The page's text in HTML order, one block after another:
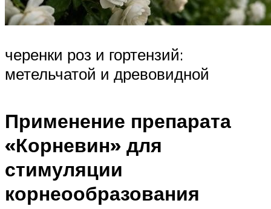
черенки роз и гортензий:
метельчатой и древовидной
Применение препарата
«Корневин» для
стимуляции
корнеообразования